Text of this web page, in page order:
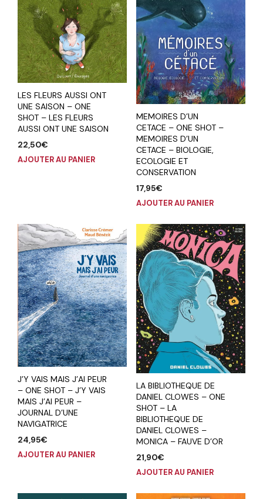
LES FLEURS AUSSI ONT
UNE SAISON – ONE
SHOT – LES FLEURS
AUSSI ONT UNE SAISON
22,50€
AJOUTER AU PANIER
MEMOIRES D’UN
CETACE – ONE SHOT –
MEMOIRES D’UN
CETACE – BIOLOGIE,
ECOLOGIE ET
CONSERVATION
17,95€
AJOUTER AU PANIER
J’Y VAIS MAIS J’AI PEUR
– ONE SHOT – J’Y VAIS
MAIS J’AI PEUR –
JOURNAL D’UNE
NAVIGATRICE
24,95€
AJOUTER AU PANIER
LA BIBLIOTHEQUE DE
DANIEL CLOWES – ONE
SHOT – LA
BIBLIOTHEQUE DE
DANIEL CLOWES –
MONICA – FAUVE D’OR
21,90€
AJOUTER AU PANIER